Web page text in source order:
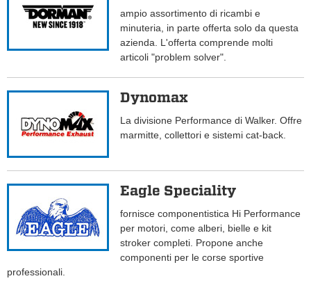
ampio assortimento di ricambi e
minuteria, in parte offerta solo da questa
azienda. L'offerta comprende molti
articoli "problem solver".
Dynomax
La divisione Performance di Walker. Offre
marmitte, collettori e sistemi cat-back.
Eagle Speciality
fornisce componentistica Hi Performance
per motori, come alberi, bielle e kit
stroker completi. Propone anche
componenti per le corse sportive
professionali.